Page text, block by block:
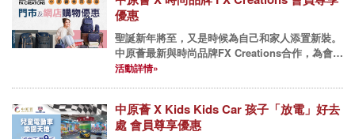
優惠
聖誕新年將至，又是時候為自己和家人添置新裝。
中原薈最新與時尚品牌FX Creations合作，為會員
帶來門市及網店購物雙重優惠，齊集上班、優閒及
活動詳情»
中原薈 X Kids Kids Car 孩子「放電」好去
處 會員尊享優惠